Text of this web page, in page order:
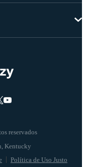
reservados
Política de Uso Justo